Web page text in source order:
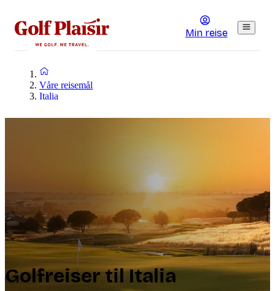
Min reise
Våre reisemål
Italia
Golfreiser til Italia